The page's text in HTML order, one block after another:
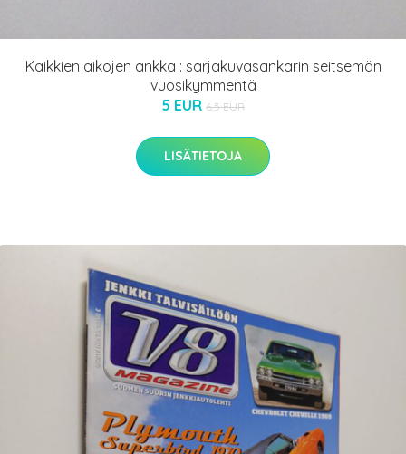
Kaikkien aikojen ankka : sarjakuvasankarin seitsemän
vuosikymmentä
5 EUR 6.5 EUR
LISÄTIETOJA